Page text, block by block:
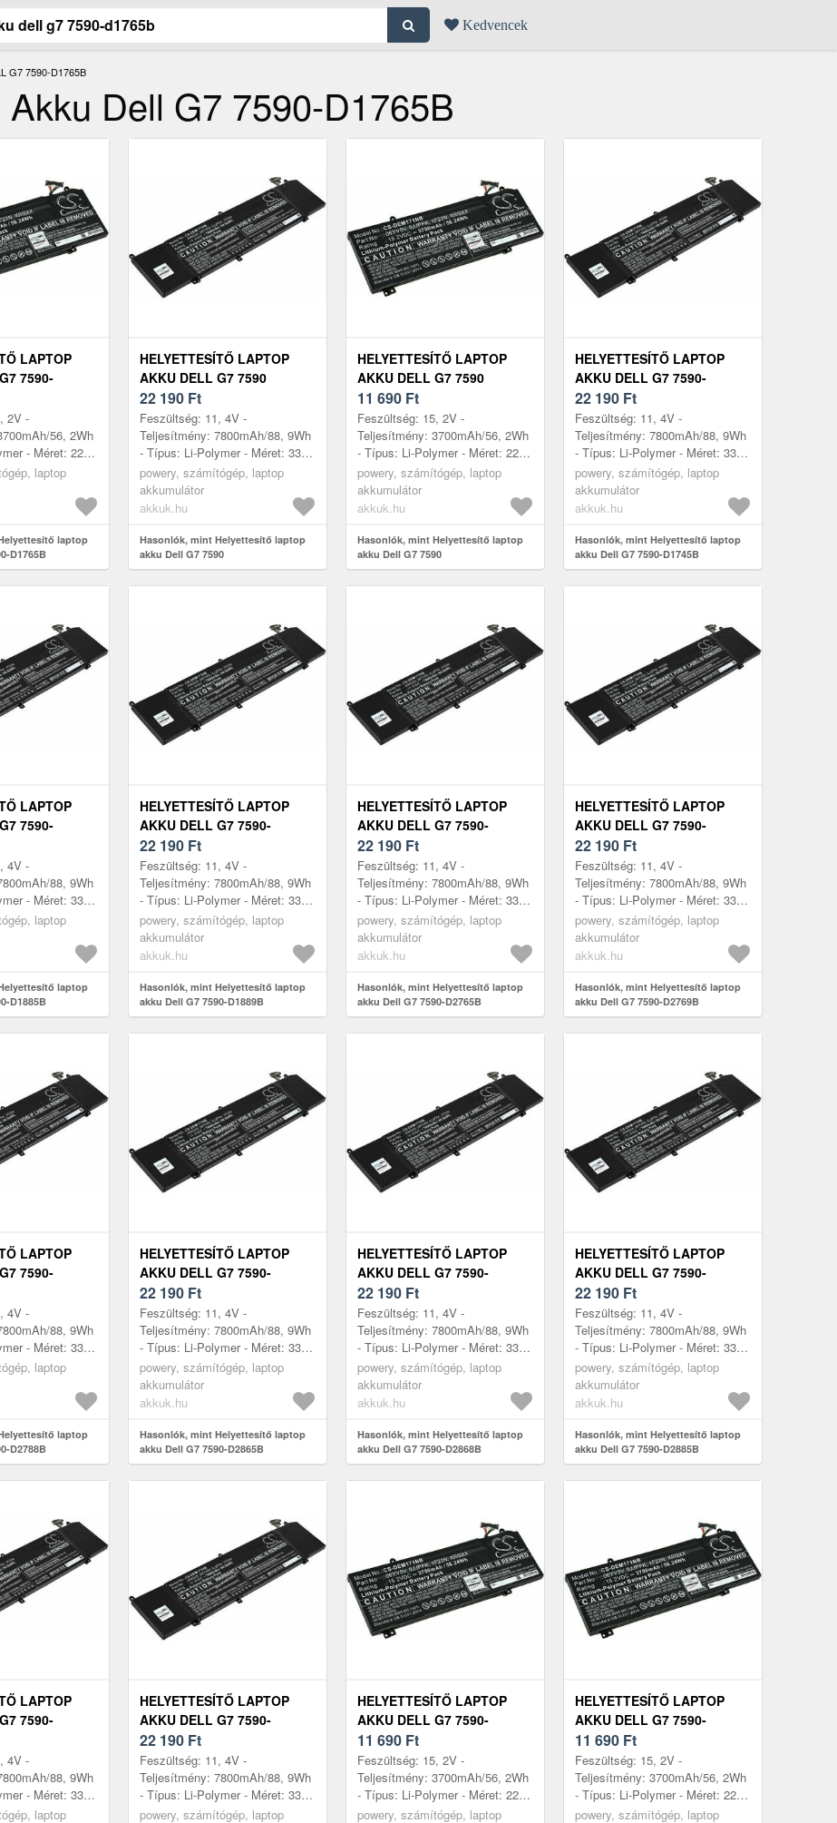
Kedvencek
G7 7590-D1765B
Dell G7 7590-D1765B
LAPTOP
7590-
2V -
56, 2Wh
- Méret: 221,
x 11, 54mm
laptop
laptop
D1765B
HELYETTESÍTŐ LAPTOP
AKKU DELL G7 7590
22 190 Ft
Feszültség: 11, 4V -
Teljesítmény: 7800mAh/88, 9Wh
- Típus: Li-Polymer - Méret: 332,
6mm x 86, 1mm x 11, 6mm
powery, számítógép, laptop
akkumulátor
akkuk.hu
Hasonlók, mint Helyettesítő laptop
akku Dell G7 7590
HELYETTESÍTŐ LAPTOP
AKKU DELL G7 7590
11 690 Ft
Feszültség: 15, 2V -
Teljesítmény: 3700mAh/56, 2Wh
- Típus: Li-Polymer - Méret: 221,
52mm x 87, 70mm x 11, 54mm
powery, számítógép, laptop
akkumulátor
akkuk.hu
Hasonlók, mint Helyettesítő laptop
akku Dell G7 7590
HELYETTESÍTŐ LAPTOP
AKKU DELL G7 7590-
D1745B
22 190 Ft
Feszültség: 11, 4V -
Teljesítmény: 7800mAh/88, 9Wh
- Típus: Li-Polymer - Méret: 332,
6mm x 86, 1mm x 11, 6mm
powery, számítógép, laptop
akkumulátor
akkuk.hu
Hasonlók, mint Helyettesítő laptop
akku Dell G7 7590-D1745B
LAPTOP
7590-
4V -
88, 9Wh
- Méret: 332,
x 11, 6mm
laptop
laptop
D1885B
HELYETTESÍTŐ LAPTOP
AKKU DELL G7 7590-
D1889B
22 190 Ft
Feszültség: 11, 4V -
Teljesítmény: 7800mAh/88, 9Wh
- Típus: Li-Polymer - Méret: 332,
6mm x 86, 1mm x 11, 6mm
powery, számítógép, laptop
akkumulátor
akkuk.hu
Hasonlók, mint Helyettesítő laptop
akku Dell G7 7590-D1889B
HELYETTESÍTŐ LAPTOP
AKKU DELL G7 7590-
D2765B
22 190 Ft
Feszültség: 11, 4V -
Teljesítmény: 7800mAh/88, 9Wh
- Típus: Li-Polymer - Méret: 332,
6mm x 86, 1mm x 11, 6mm
powery, számítógép, laptop
akkumulátor
akkuk.hu
Hasonlók, mint Helyettesítő laptop
akku Dell G7 7590-D2765B
HELYETTESÍTŐ LAPTOP
AKKU DELL G7 7590-
D2769B
22 190 Ft
Feszültség: 11, 4V -
Teljesítmény: 7800mAh/88, 9Wh
- Típus: Li-Polymer - Méret: 332,
6mm x 86, 1mm x 11, 6mm
powery, számítógép, laptop
akkumulátor
akkuk.hu
Hasonlók, mint Helyettesítő laptop
akku Dell G7 7590-D2769B
LAPTOP
7590-
4V -
88, 9Wh
- Méret: 332,
x 11, 6mm
laptop
laptop
D2788B
HELYETTESÍTŐ LAPTOP
AKKU DELL G7 7590-
D2865B
22 190 Ft
Feszültség: 11, 4V -
Teljesítmény: 7800mAh/88, 9Wh
- Típus: Li-Polymer - Méret: 332,
6mm x 86, 1mm x 11, 6mm
powery, számítógép, laptop
akkumulátor
akkuk.hu
Hasonlók, mint Helyettesítő laptop
akku Dell G7 7590-D2865B
HELYETTESÍTŐ LAPTOP
AKKU DELL G7 7590-
D2868B
22 190 Ft
Feszültség: 11, 4V -
Teljesítmény: 7800mAh/88, 9Wh
- Típus: Li-Polymer - Méret: 332,
6mm x 86, 1mm x 11, 6mm
powery, számítógép, laptop
akkumulátor
akkuk.hu
Hasonlók, mint Helyettesítő laptop
akku Dell G7 7590-D2868B
HELYETTESÍTŐ LAPTOP
AKKU DELL G7 7590-
D2885B
22 190 Ft
Feszültség: 11, 4V -
Teljesítmény: 7800mAh/88, 9Wh
- Típus: Li-Polymer - Méret: 332,
6mm x 86, 1mm x 11, 6mm
powery, számítógép, laptop
akkumulátor
akkuk.hu
Hasonlók, mint Helyettesítő laptop
akku Dell G7 7590-D2885B
LAPTOP
7590-
4V -
88, 9Wh
- Méret: 332,
x 11, 6mm
laptop
HELYETTESÍTŐ LAPTOP
AKKU DELL G7 7590-
R2742KB
22 190 Ft
Feszültség: 11, 4V -
Teljesítmény: 7800mAh/88, 9Wh
- Típus: Li-Polymer - Méret: 332,
6mm x 86, 1mm x 11, 6mm
powery, számítógép, laptop
HELYETTESÍTŐ LAPTOP
AKKU DELL G7 7590-
D1745B
11 690 Ft
Feszültség: 15, 2V -
Teljesítmény: 3700mAh/56, 2Wh
- Típus: Li-Polymer - Méret: 221,
52mm x 87, 70mm x 11, 54mm
powery, számítógép, laptop
HELYETTESÍTŐ LAPTOP
AKKU DELL G7 7590-
D1865B
11 690 Ft
Feszültség: 15, 2V -
Teljesítmény: 3700mAh/56, 2Wh
- Típus: Li-Polymer - Méret: 221,
52mm x 87, 70mm x 11, 54mm
powery, számítógép, laptop